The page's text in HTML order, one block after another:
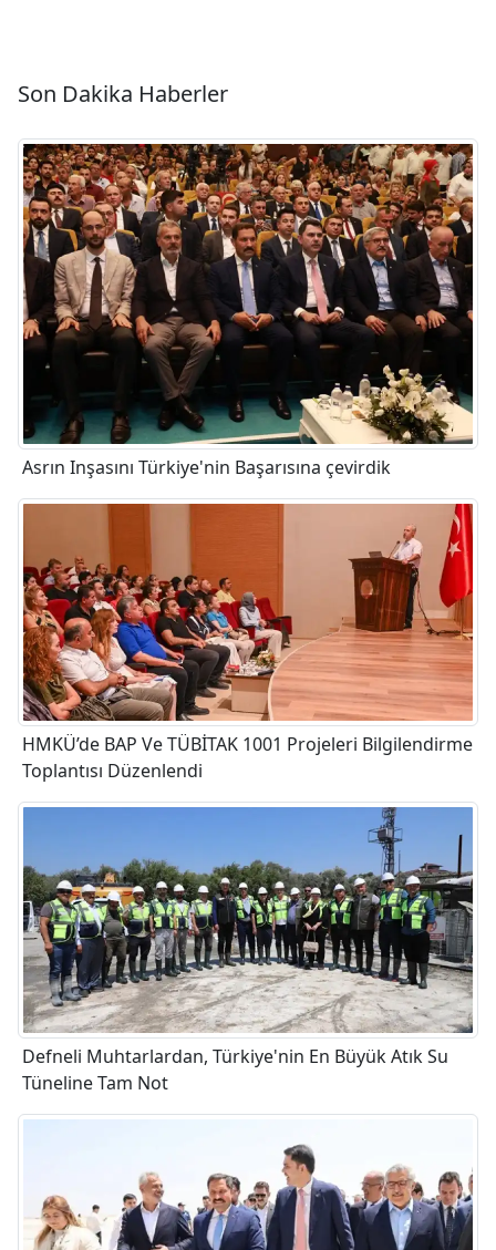
Son Dakika Haberler
Asrın Inşasını Türkiye'nin Başarısına çevirdik
HMKÜ’de BAP Ve TÜBİTAK 1001 Projeleri Bilgilendirme
Toplantısı Düzenlendi
Defneli Muhtarlardan, Türkiye'nin En Büyük Atık Su
Tüneline Tam Not